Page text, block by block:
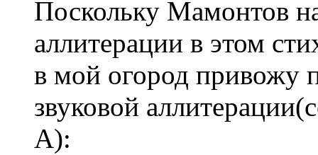
Поскольку Мамонтов
аллитерации в этом
в мой огород привожу
звуковой
А):